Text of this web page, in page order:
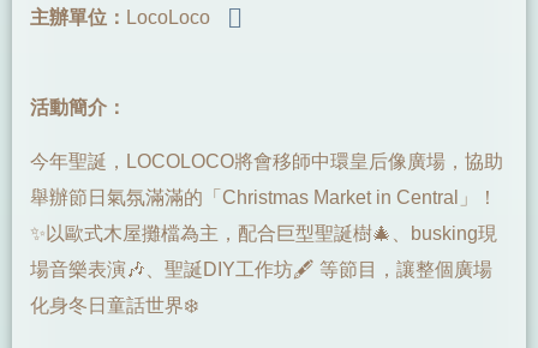
主辦單位： LocoLoco
活動簡介：
今年聖誕，LOCOLOCO將會移師中環皇后像廣場，協助
舉辦節日氣氛滿滿的「Christmas Market in Central」！
✨以歐式木屋攤檔為主，配合巨型聖誕樹🎄、busking現
場音樂表演🎶、聖誕DIY工作坊🖋️ 等節目，讓整個廣場
化身冬日童話世界❄️